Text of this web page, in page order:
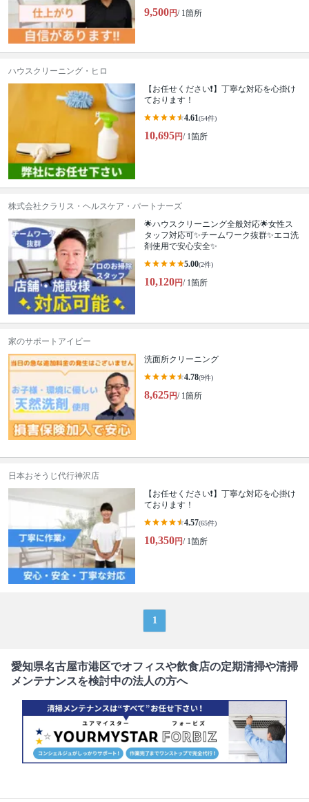
9,500円/ 1箇所
ハウスクリーニング・ヒロ
【お任せください❗️】丁寧な対応を心掛け
ております！
4.61(54件)
10,695円/ 1箇所
株式会社クラリス・ヘルスケア・パートナーズ
🌟ハウスクリーニング全般対応🌟女性ス
タッフ対応可✨チームワーク抜群✨エコ洗
剤使用で安心安全✨
5.00(2件)
10,120円/ 1箇所
家のサポートアイビー
洗面所クリーニング
4.78(9件)
8,625円/ 1箇所
日本おそうじ代行神沢店
【お任せください❗️】丁寧な対応を心掛け
ております！
4.57(65件)
10,350円/ 1箇所
1
愛知県名古屋市港区でオフィスや飲食店の定期清掃や清掃
メンテナンスを検討中の法人の方へ